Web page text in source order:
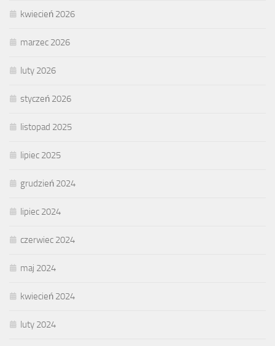
kwiecień 2026
marzec 2026
luty 2026
styczeń 2026
listopad 2025
lipiec 2025
grudzień 2024
lipiec 2024
czerwiec 2024
maj 2024
kwiecień 2024
luty 2024